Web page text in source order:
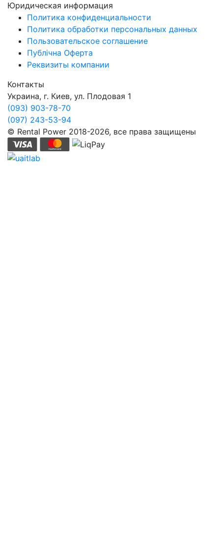
Юридическая информация
Политика конфиденциальности
Политика обработки персональных данных
Пользовательское соглашение
Публічна Оферта
Реквизиты компании
Контакты
Украина, г. Киев, ул. Плодовая 1
(093) 903-78-70
(097) 243-53-94
© Rental Power 2018-2026, все права защищены